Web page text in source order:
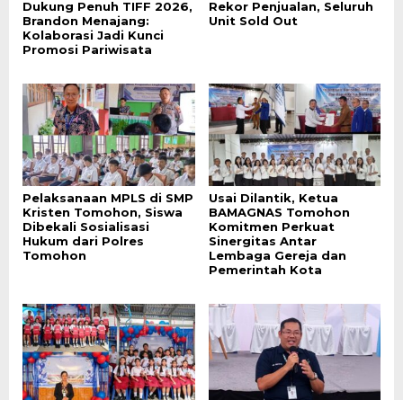
Dukung Penuh TIFF 2026,
Brandon Menajang:
Kolaborasi Jadi Kunci
Promosi Pariwisata
Rekor Penjualan, Seluruh
Unit Sold Out
Pelaksanaan MPLS di SMP
Kristen Tomohon, Siswa
Dibekali Sosialisasi
Hukum dari Polres
Tomohon
Usai Dilantik, Ketua
BAMAGNAS Tomohon
Komitmen Perkuat
Sinergitas Antar
Lembaga Gereja dan
Pemerintah Kota